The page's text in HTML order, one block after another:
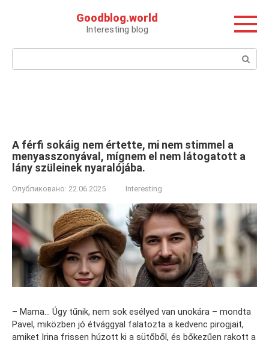
Goodblog.world
Interesting blog
Поиск:
A férfi sokáig nem értette, mi nem stimmel a
menyasszonyával, mígnem el nem látogatott a
lány szüleinek nyaralójába.
Опубликовано: 22.06.2025 Interesting
– Mama… Úgy tűnik, nem sok esélyed van unokára – mondta
Pavel, miközben jó étvággyal falatozta a kedvenc pirogjait,
amiket Irina frissen húzott ki a sütőből, és bőkezűen rakott a